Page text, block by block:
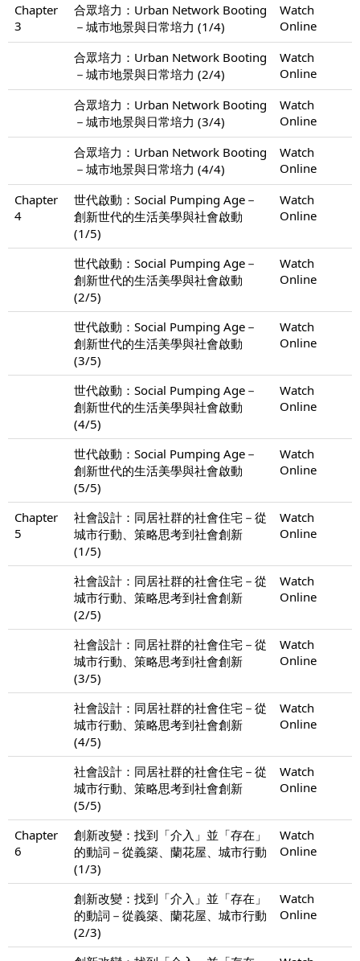
Chapter
3
合眾培力：Urban Network Booting
－城市地景與日常培力 (1/4)
Watch
Online
合眾培力：Urban Network Booting
－城市地景與日常培力 (2/4)
Watch
Online
合眾培力：Urban Network Booting
－城市地景與日常培力 (3/4)
Watch
Online
合眾培力：Urban Network Booting
－城市地景與日常培力 (4/4)
Watch
Online
Chapter
4
世代啟動：Social Pumping Age－
創新世代的生活美學與社會啟動
(1/5)
Watch
Online
世代啟動：Social Pumping Age－
創新世代的生活美學與社會啟動
(2/5)
Watch
Online
世代啟動：Social Pumping Age－
創新世代的生活美學與社會啟動
(3/5)
Watch
Online
世代啟動：Social Pumping Age－
創新世代的生活美學與社會啟動
(4/5)
Watch
Online
世代啟動：Social Pumping Age－
創新世代的生活美學與社會啟動
(5/5)
Watch
Online
Chapter
5
社會設計：同居社群的社會住宅－從
城市行動、策略思考到社會創新
(1/5)
Watch
Online
社會設計：同居社群的社會住宅－從
城市行動、策略思考到社會創新
(2/5)
Watch
Online
社會設計：同居社群的社會住宅－從
城市行動、策略思考到社會創新
(3/5)
Watch
Online
社會設計：同居社群的社會住宅－從
城市行動、策略思考到社會創新
(4/5)
Watch
Online
社會設計：同居社群的社會住宅－從
城市行動、策略思考到社會創新
(5/5)
Watch
Online
Chapter
6
創新改變：找到「介入」並「存在」
的動詞－從義築、蘭花屋、城市行動
(1/3)
Watch
Online
創新改變：找到「介入」並「存在」
的動詞－從義築、蘭花屋、城市行動
(2/3)
Watch
Online